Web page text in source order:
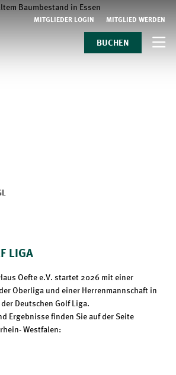
MITGLIEDER LOGIN MITGLIED WERDEN
BUCHEN
LIGA
Oefte e.V. startet 2026 mit einer
Oberliga und einer Herrenmannschaft in
Deutschen Golf Liga.
Ergebnisse finden Sie auf der Seite
Westfalen: